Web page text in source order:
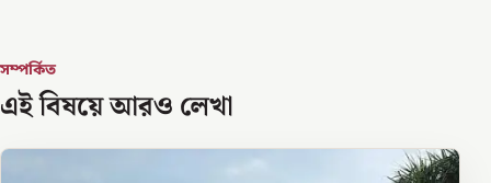
সম্পর্কিত
এই বিষয়ে আরও লেখা